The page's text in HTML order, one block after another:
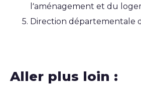
l’aménagement et du
Direction départementale
Aller plus loin :